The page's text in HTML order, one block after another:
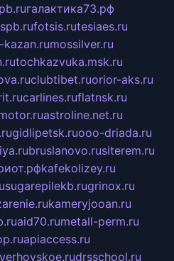
галактика73.рф
fotsis.rutesiaes.ru
kazan.rumossilver.ru
tochkazvuka.msk.ru
clubtibet.ruorior-aks.ru
carlines.ruflatnsk.ru
astroline.net.ru
gidlipetsk.ruooo-driada.ru
bruslanovo.rusiterem.ru
kafekolizey.ru
sugarepilekb.rugrinox.ru
kameryjooan.ru
aid70.rumetall-perm.ru
apiaccess.ru
drsschool.ru